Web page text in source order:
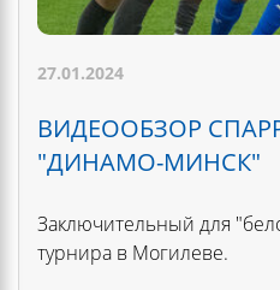
27.01.2024
ВИДЕООБЗОР
"ДИНАМО-МИНСК"
Заключительный для
турнира в Могилеве.